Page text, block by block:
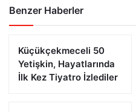
Benzer Haberler
Küçükçekmeceli 50
Yetişkin, Hayatlarında
İlk Kez Tiyatro İzlediler